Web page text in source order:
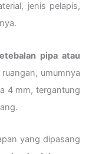
jenis pelapis,
pipa atau
umumnya
4 mm, tergantung
yang dipasang